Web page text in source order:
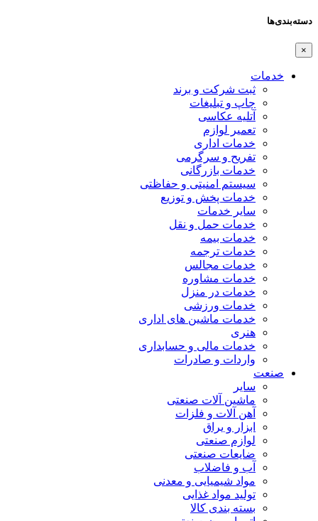
دسته‌بندی‌ها
×
خدمات
ثبت شرکت و برند
چاپ و تبلیغات
آتلیه عکاسی
تعمیر لوازم
خدمات اداری
تفریح و سرگرمی
خدمات بازرگانی
سیستم امنیتی و حفاظتی
خدمات پخش و توزیع
سایر خدمات
خدمات حمل و نقل
خدمات بیمه
خدمات ترجمه
خدمات مجالس
خدمات مشاوره
خدمات در منزل
خدمات ورزشی
خدمات ماشین های اداری
هنری
خدمات مالی و حسابداری
واردات و صادرات
صنعت
سایر
ماشین آلات صنعتی
آهن آلات و فلزات
ابزار و یراق
لوازم صنعتی
ضایعات صنعتی
آب و فاضلاب
مواد شیمیایی و معدنی
تولید مواد غذایی
بسته بندی کالا